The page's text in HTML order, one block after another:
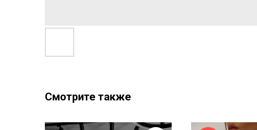
Смотрите также